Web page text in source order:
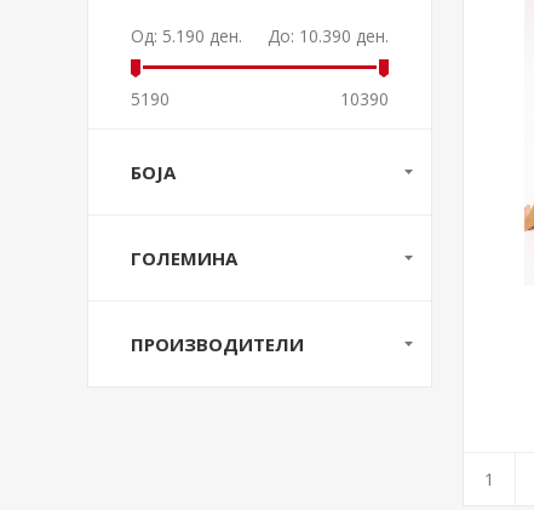
Од: 5.190 ден. До: 10.390 ден.
5190 10390
БОЈА
ГОЛЕМИНА
ПРОИЗВОДИТЕЛИ